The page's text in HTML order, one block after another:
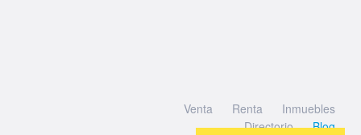
Venta Renta
Inmuebles
Directorio
Blog